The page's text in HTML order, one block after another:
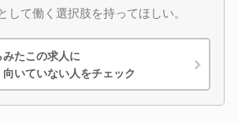
して働く選択肢を持ってほしい。
たこの求人に
いていない人をチェック